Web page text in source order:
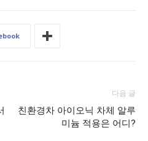
다음 글
친환경차 아이오닉 차체 알루
미늄 적용은 어디?